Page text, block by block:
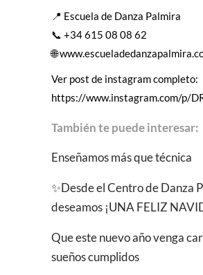
📍 Escuela de Danza Palmira
📞 +34 615 08 08 62
🌐
Ver post de instagram completo:
https://www.instagram.com/p/
También te puede interesar:
Enseñamos más que técnica
✨Desde el Centro de Danza
deseamos ¡UNA FELIZ
Que este nuevo año venga
sueños cumplidos